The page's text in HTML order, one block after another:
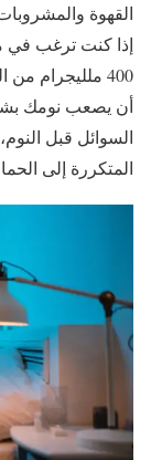
القهوة
إذا كنت ترغب في
أن يصعب نومك
السوائل قبل
المتكررة إلى